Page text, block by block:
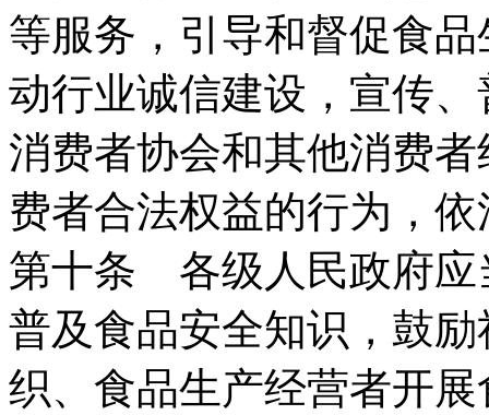
等服务，引导和督促食
动行业诚信建设，宣传
消费者协会和其他消费
费者合法权益的行为，
第十条 各级人民政府应
普及食品安全知识，鼓
织、食品生产经营者开